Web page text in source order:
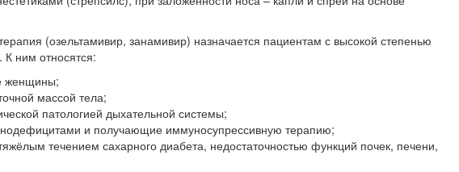
(озельтамивир, занамивир) назначается пациентам с высокой степенью
К ним относятся:
женщины;
массой тела;
патологией дыхательной системы;
и получающие иммуносупрессивную терапию;
течением сахарного диабета, недостаточностью функций почек, печени,